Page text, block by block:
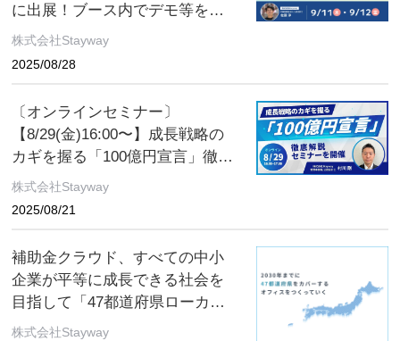
に出展！ブース内でデモ等を実
施
株式会社Stayway
2025/08/28
〔オンラインセミナー〕
【8/29(金)16:00〜】成長戦略の
カギを握る「100億円宣言」徹底
解説セミナーを開催
株式会社Stayway
2025/08/21
補助金クラウド、すべての中小
企業が平等に成長できる社会を
目指して「47都道府県ローカル
スタートアップ戦略」を本格始
株式会社Stayway